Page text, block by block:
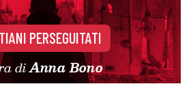
PERSEGUITATI
diAnna Bono